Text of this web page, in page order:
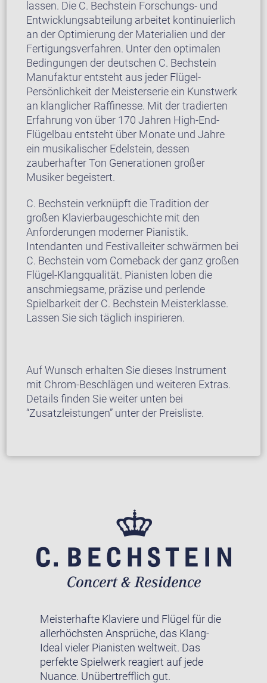
lassen. Die C. Bechstein Forschungs- und
Entwicklungsabteilung arbeitet kontinuierlich
an der Optimierung der Materialien und der
Fertigungsverfahren. Unter den optimalen
Bedingungen der deutschen C. Bechstein
Manufaktur entsteht aus jeder Flügel-
Persönlichkeit der Meisterserie ein Kunstwerk
an klanglicher Raffinesse. Mit der tradierten
Erfahrung von über 170 Jahren High-End-
Flügelbau entsteht über Monate und Jahre
ein musikalischer Edelstein, dessen
zauberhafter Ton Generationen großer
Musiker begeistert.
C. Bechstein verknüpft die Tradition der
großen Klavierbaugeschichte mit den
Anforderungen moderner Pianistik.
Intendanten und Festivalleiter schwärmen bei
C. Bechstein vom Comeback der ganz großen
Flügel-Klangqualität. Pianisten loben die
anschmiegsame, präzise und perlende
Spielbarkeit der C. Bechstein Meisterklasse.
Lassen Sie sich täglich inspirieren.
Auf Wunsch erhalten Sie dieses Instrument
mit Chrom-Beschlägen und weiteren Extras.
Details finden Sie weiter unten bei
“Zusatzleistungen” unter der Preisliste.
Meisterhafte Klaviere und Flügel für die
allerhöchsten Ansprüche, das Klang-
Ideal vieler Pianisten weltweit. Das
perfekte Spielwerk reagiert auf jede
Nuance. Unübertrefflich gut.